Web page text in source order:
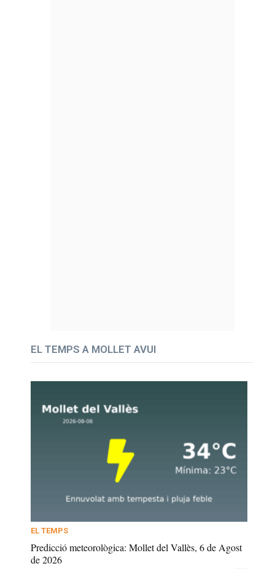
EL TEMPS A MOLLET AVUI
EL TEMPS
Predicció meteorològica: Mollet del Vallès, 6 de Agost
de 2026